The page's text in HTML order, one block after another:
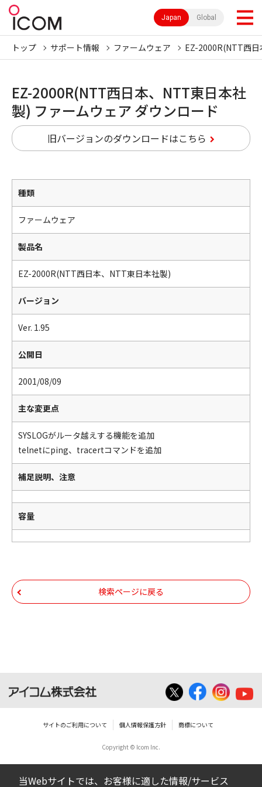
Japan Global
トップ サポート情報 ファームウェア EZ-2000R(NTT西
EZ-2000R(NTT西日本、NTT東日本社
製) ファームウェア ダウンロード
旧バージョンのダウンロードはこちら
種類
ファームウェア
製品名
EZ-2000R(NTT西日本、NTT東日本社製)
バージョン
Ver. 1.95
公開日
2001/08/09
主な変更点
SYSLOGがルータ越えする機能を追加
telnetにping、tracertコマンドを追加
補足説明、注意
容量
検索ページに戻る
サイトのご利用について 個人情報保護方針 商標について
Copyright © Icom Inc.
当Webサイトでは、お客様に適した情報/サービス